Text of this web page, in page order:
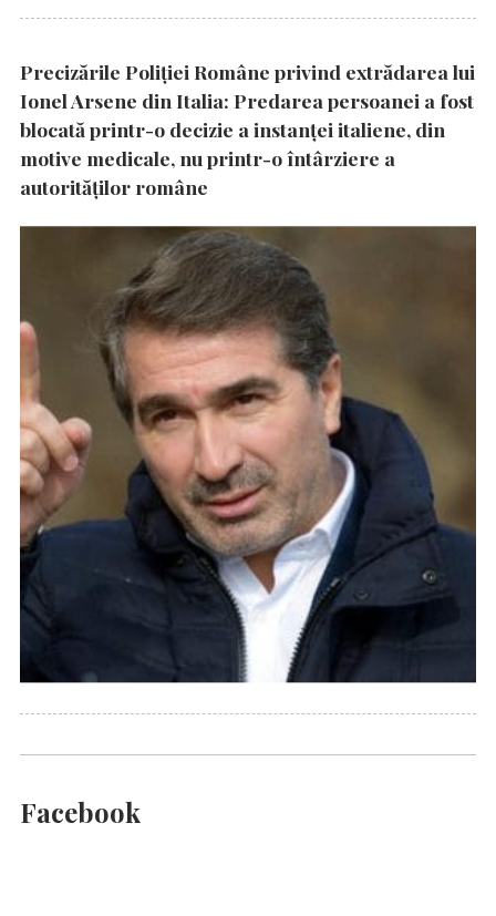
Precizările Poliţiei Române privind extrădarea lui
Ionel Arsene din Italia: Predarea persoanei a fost
blocată printr-o decizie a instanţei italiene, din
motive medicale, nu printr-o întârziere a
autorităţilor române
Facebook